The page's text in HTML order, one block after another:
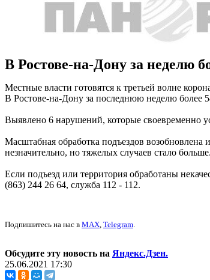
В Ростове-на-Дону за неделю
Местные власти готовятся к третьей волне
В Ростове-на-Дону за последнюю неделю более
Выявлено 6 нарушений, которые своевременно
Масштабная обработка подъездов возобновлена
незначительно, но тяжелых случаев стало
Если подъезд или территория обработаны
(863) 244 26 64, служба 112 ‑ 112.
Подпишитесь на нас в MAX, Telegram.
Обсудите эту новость на Яндекс.Дзен.
25.06.2021 17:30